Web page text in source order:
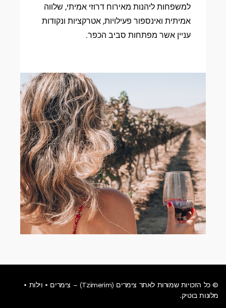
למשפחות ליהנות מאירוח דרוזי אמיתי, שלווה
אמיתית ואינספור פעילויות, אטרקציות ונקודות
עניין אשר מפתחות סביב הכפר.
© כל הזכויות שמורות לאתר צימרים (Tzimerim) – צימרים • וילות •
מלונות בוטיק.